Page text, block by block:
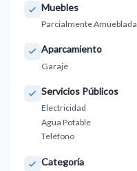
Muebles
Parcialmente Amueblada
Aparcamiento
Garaje
Servicios Públicos
Electricidad
Agua Potable
Teléfono
Categoría